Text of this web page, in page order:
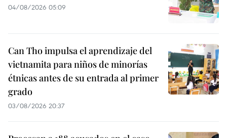
04/08/2026 05:09
Can Tho impulsa el aprendizaje del
vietnamita para niños de minorías
étnicas antes de su entrada al primer
grado
03/08/2026 20:37